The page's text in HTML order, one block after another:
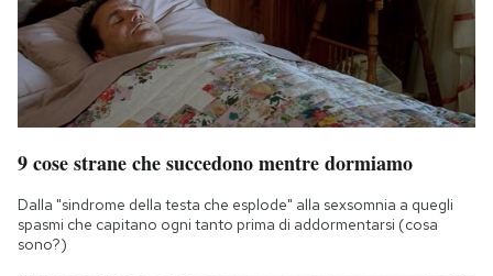
9 cose strane che succedono mentre dormiamo
Dalla "sindrome della testa che esplode" alla sexsomnia a quegli
spasmi che capitano ogni tanto prima di addormentarsi (cosa
sono?)